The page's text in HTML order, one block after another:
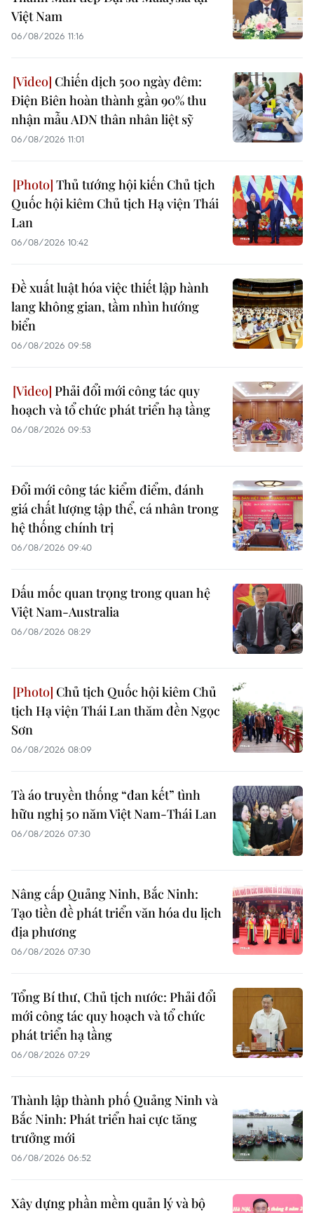
Việt Nam
06/08/2026 11:16
Chiến dịch 500 ngày đêm:
Điện Biên hoàn thành gần 90% thu
nhận mẫu ADN thân nhân liệt sỹ
06/08/2026 11:01
Thủ tướng hội kiến Chủ tịch
Quốc hội kiêm Chủ tịch Hạ viện Thái
Lan
06/08/2026 10:42
Đề xuất luật hóa việc thiết lập hành
lang không gian, tầm nhìn hướng
biển
06/08/2026 09:58
Phải đổi mới công tác quy
hoạch và tổ chức phát triển hạ tầng
06/08/2026 09:53
Đổi mới công tác kiểm điểm, đánh
giá chất lượng tập thể, cá nhân trong
hệ thống chính trị
06/08/2026 09:40
Dấu mốc quan trọng trong quan hệ
Việt Nam-Australia
06/08/2026 08:29
Chủ tịch Quốc hội kiêm Chủ
tịch Hạ viện Thái Lan thăm đền Ngọc
Sơn
06/08/2026 08:09
Tà áo truyền thống “đan kết” tình
hữu nghị 50 năm Việt Nam-Thái Lan
06/08/2026 07:30
Nâng cấp Quảng Ninh, Bắc Ninh:
Tạo tiền đề phát triển văn hóa du lịch
địa phương
06/08/2026 07:30
Tổng Bí thư, Chủ tịch nước: Phải đổi
mới công tác quy hoạch và tổ chức
phát triển hạ tầng
06/08/2026 07:29
Thành lập thành phố Quảng Ninh và
Bắc Ninh: Phát triển hai cực tăng
trưởng mới
06/08/2026 06:52
Xây dựng phần mềm quản lý và bộ